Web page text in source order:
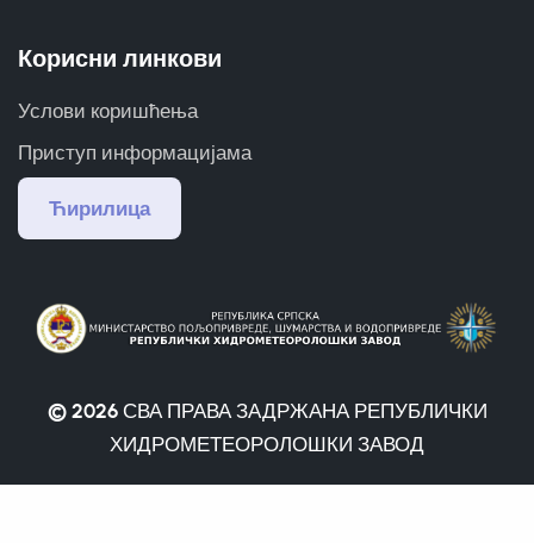
Корисни линкови
Услови коришћења
Приступ информацијама
Ћирилица
© 2026СВА ПРАВА ЗАДРЖАНА РЕПУБЛИЧКИ
ХИДРОМЕТЕОРОЛОШКИ ЗАВОД